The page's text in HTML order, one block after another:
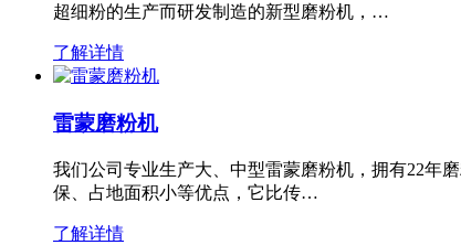
超细粉的生产而研发制造的新型磨粉机，…
了解详情
雷蒙磨粉机
我们公司专业生产大、中型雷蒙磨粉机，拥有22年
保、占地面积小等优点，它比传…
了解详情